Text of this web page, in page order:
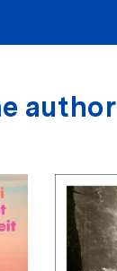
author